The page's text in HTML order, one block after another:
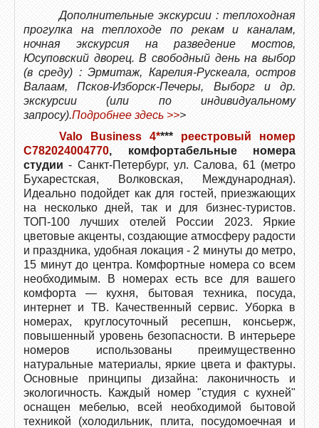
Дополнительные экскурсии : теплоходная
прогулка на теплоходе по рекам и каналам,
ночная экскурсия на разведение мостов,
Юсуповский дворец. В свободный день на выбор
(в среду) : Эрмитаж, Карелия-Рускеала, остров
Валаам, Псков-Изборск-Печеры, Выборг и др.
экскурсии (или по индивидуальному
запросу).Подробнее здесь >>>
Valo Business 4****
реестровый номер
C782024004770, комфортабельные номера
студии- Санкт-Петербург, ул. Салова, 61 (метро
Бухарестская, Волковская, Международная).
Идеально подойдет как для гостей, приезжающих
на несколько дней, так и для бизнес-туристов.
ТОП-100 лучших отелей России 2023. Яркие
цветовые акценты, создающие атмосферу радости
и праздника, удобная локация - 2 минуты до метро,
15 минут до центра. Комфортные номера со всем
необходимым. В номерах есть все для вашего
комфорта — кухня, бытовая техника, посуда,
интернет и ТВ. Качественный сервис. Уборка в
номерах, круглосуточный ресепшн, консьерж,
повышенный уровень безопасности. В интерьере
номеров использованы преимущественно
натуральные материалы, яркие цвета и фактуры.
Основные принципы дизайна: лаконичность и
экологичность. Каждый номер "студия с кухней"
оснащен мебелью, всей необходимой бытовой
техникой (холодильник, плита, посудомоечная и